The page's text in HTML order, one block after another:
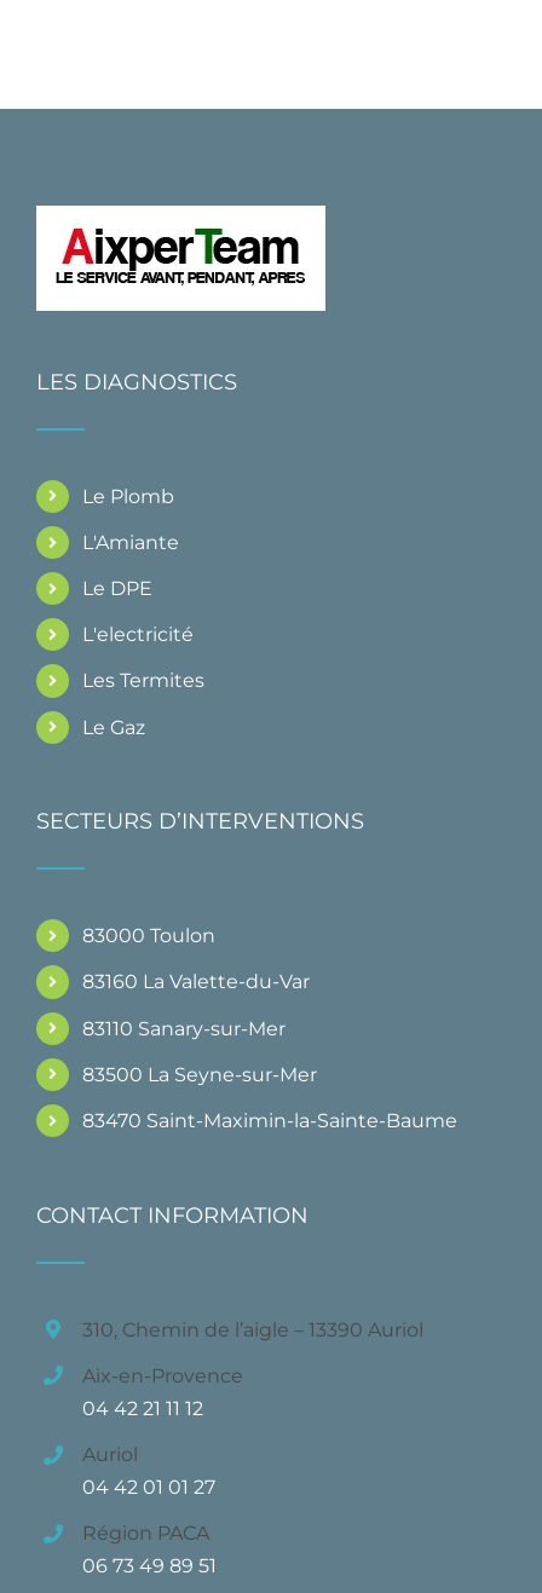
LES DIAGNOSTICS
Le Plomb
L'Amiante
Le DPE
L'electricité
Les Termites
Le Gaz
SECTEURS D’INTERVENTIONS
83000 Toulon
83160 La Valette-du-Var
83110 Sanary-sur-Mer
83500 La Seyne-sur-Mer
83470 Saint-Maximin-la-Sainte-Baume
CONTACT INFORMATION
310, Chemin de l’aigle – 13390 Auriol
Aix-en-Provence
04 42 21 11 12
Auriol
04 42 01 01 27
Région PACA
06 73 49 89 51